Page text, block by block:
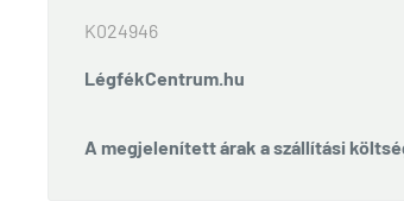
K024946
LégfékCentrum.hu
A megjelenített árak a szállítási